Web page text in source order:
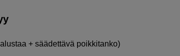
+ säädettävä poikkitanko)